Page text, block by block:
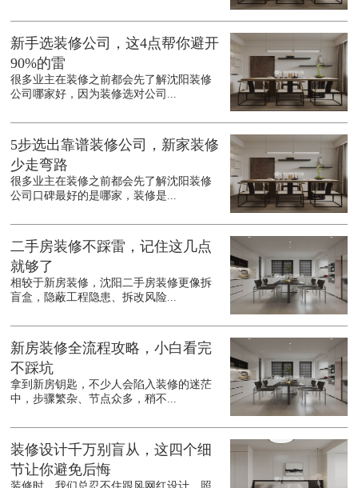
新手选装修公司，这4点帮你避开
90%的雷
很多业主在装修之前都会先了解沈阳装修
公司哪家好，因为装修选对公司...
5步选出靠谱装修公司，新家装修
少走弯路
很多业主在装修之前都会先了解沈阳装修
公司口碑最好的是哪家，装修是...
二手房装修不踩雷，记住这几点
就够了
相较于新房装修，沈阳二手房装修更像拆
盲盒，隐蔽工程隐患、拆改风险...
新房装修全流程攻略，小白看完
不踩坑
拿到新房钥匙，不少人会陷入装修的迷茫
中，步骤繁杂、节点众多，稍不...
装修设计千万别盲从，这四个细
节让你避免后悔